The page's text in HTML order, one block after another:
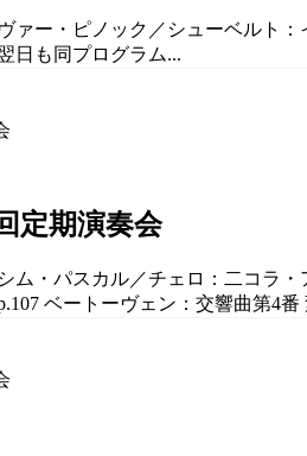
ァー・ピノック／シューベルト
日も同プログラム...
定期演奏会
ム・パスカル／チェロ：二コラ
ベートーヴェン：交響曲第4番